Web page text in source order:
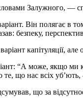
словами Залужного, —
Він полягає
безпеку,
капітуляції,
“А може, якщо ми
те, що нас всіх
що за